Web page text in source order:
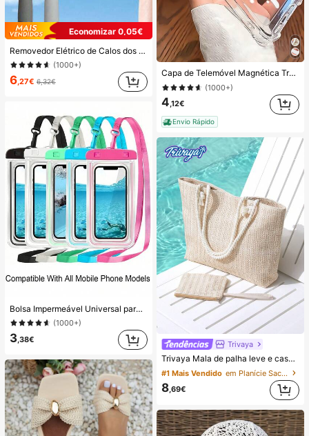
Economizar 0,05€
Removedor Elétrico de Calos dos Pés Recarregável por USB, 2 Velocidades, com Luz LED e Rolo de Substituição, Esfoliante de Pés Portátil e Durável, Adequado para Pele Morta, Pele Seca/Rachada e Dura e Calos, Ideal para Casa e Viagens, Presente Perfeito de Halloween/Natal para Homens e Mulheres, Presente de Autocuidado
(1000+)
6 ,27€ 6,32€
Bolsa Impermeável Universal para Telemóvel, Saco Impermeável para Telemóvel - Com Função Luminosa, Saco Estanque para Telemóvel, Capa Impermeável para Telemóvel, Compatível com 17 16 15 14 13 Pro Max Plus Air, Adequado para Natação, Rafting, Mergulho, Fotografia Subaquática, Praia, Desportos ao Ar Livre, Viagens, Férias, Piscina, Desportos ao Ar Livre, Pack de 8/5/4/3/2/1, Essenciais de Verão
(1000+)
3 ,38€
Capa de Telemóvel Magnética Transparente com Adsorção Magnética e Resistente a Choques, Compatível com iPhone 17 Pro Max/17 Pro/17 Air/17/16 Pro Max/16 Pro/16 Plus/16 E/16/15 Pro Max/15 Pro/15 Plus/15/14 Pro Max/14 Pro/14 Plus/14/13 Pro Max/13/13 Pro/13 Mini/12 Pro Max/12/12 Pro/12 Mini/11/11 Pro/11 Pro Max/Xs/X/Xr/Xs Max/7 Plus/8 Plus/7g/8g, Cantos Resistentes a Choques, Compatível com, Presente de Primavera, Aniversário, Profissional, Regresso às Aulas
(1000+)
4,12€
Envio Rápido
Trivaya
Trivaya Mala de palha leve e casual minimalista com porta-moedas para raparigas adolescentes, mulheres e estudantes universitárias, perfeita para universidade, atividades ao ar livre, viagens, passeios e férias, mala de férias da moda para o verão, mala de praia de palha de verão para mulher, essenciais de férias, combina perfeitamente com acessórios de praia para mulher, as malas de praia mais populares para mulher, mala de férias de verão da moda, essenciais de praia, malas de férias e festivos para mulher, mala de férias mais recente, essenciais de férias, férias, boho chic
#1 Mais Vendido em Planície Sacos Tote Femininos
8,69€